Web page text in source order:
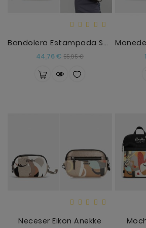
Bandolera Estampada Sophia Anekke
44,76 € Precio
55,95 €Precio
Neceser Eikon Anekke